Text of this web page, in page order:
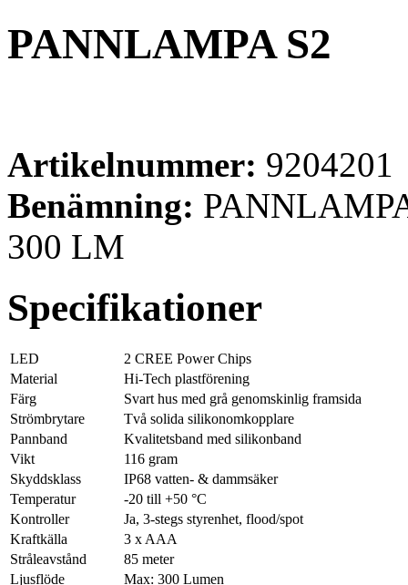
PANNLAMPA S2
Artikelnummer: 9204201
Benämning:
300 LM
Specifikationer
LED
2 CREE Power Chips
Material
Hi-Tech plastförening
Färg
Svart hus med grå genomskinlig framsida
Strömbrytare
Två solida silikonomkopplare
Pannband
Kvalitetsband med silikonband
Vikt
116 gram
Skyddsklass
IP68 vatten- & dammsäker
Temperatur
-20 till +50 °C
Kontroller
Ja, 3-stegs styrenhet, flood/spot
Kraftkälla
3 x AAA
Stråleavstånd
85 meter
Ljusflöde
Max: 300 Lumen